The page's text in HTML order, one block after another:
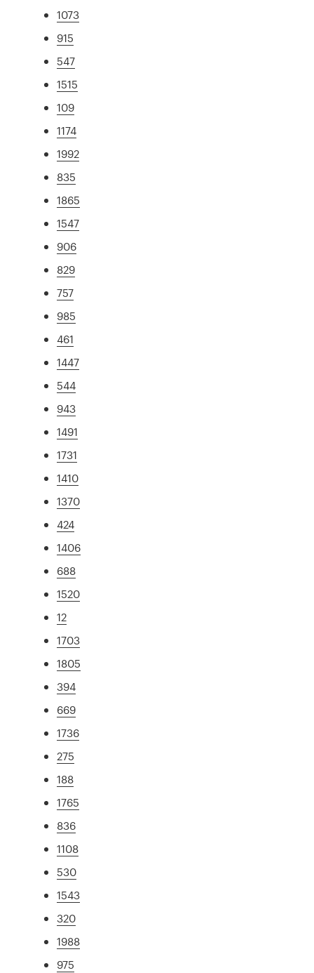
1073
915
547
1515
109
1174
1992
835
1865
1547
906
829
757
985
461
1447
544
943
1491
1731
1410
1370
424
1406
688
1520
12
1703
1805
394
669
1736
275
188
1765
836
1108
530
1543
320
1988
975